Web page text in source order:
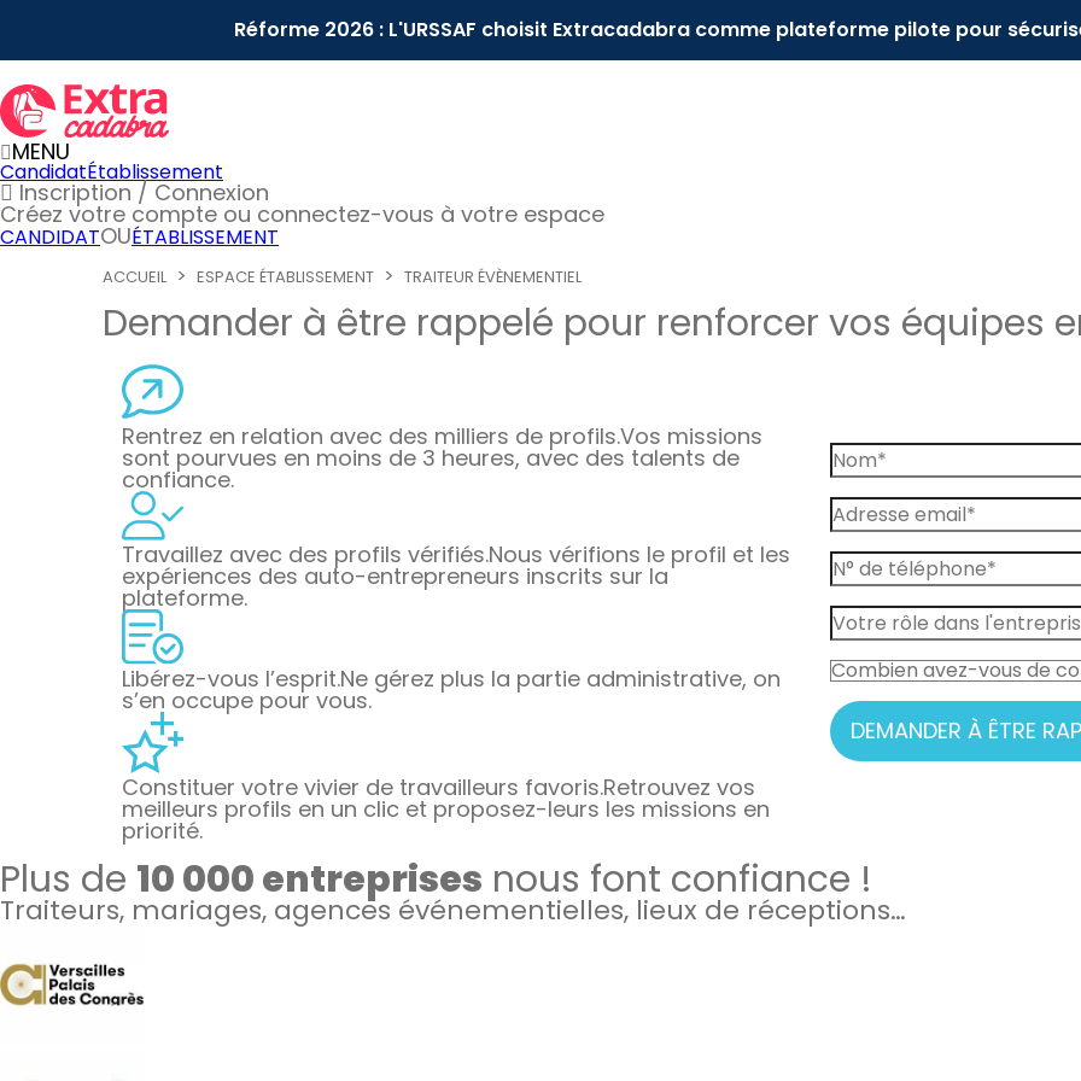
Réforme 2026 : L'URSSAF choisit Extracadabra comme plateforme pilote pour
MENU
CandidatÉtablissement
Inscription / Connexion
Créez votre compte ou connectez-vous à votre espace
CANDIDATOUÉTABLISSEMENT
ACCUEIL ESPACE ÉTABLISSEMENT TRAITEUR ÉVÈNEMENTIEL
Demander à être rappelé pour renforcer vos équipes
Rentrez en relation avec des milliers de profils.Vos missions
sont pourvues en moins de 3 heures, avec des talents de
confiance.
Travaillez avec des profils vérifiés.Nous vérifions le profil et les
expériences des auto-entrepreneurs inscrits sur la
plateforme.
Libérez-vous l’esprit.Ne gérez plus la partie administrative, on
s’en occupe pour vous.
Constituer votre vivier de travailleurs favoris.Retrouvez vos
meilleurs profils en un clic et proposez-leurs les missions en
priorité.
DEMANDER À ÊTRE
Plus de 10 000 entreprises nous font confiance !
Traiteurs, mariages, agences événementielles, lieux de réceptions…